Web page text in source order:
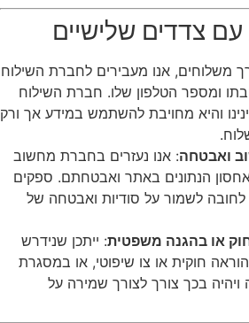
משלוחים, אנו מעבירים לחברת השילוח
ומספר הטלפון שלו. חברת השילוח
והיא מחויבת להשתמש במידע אך ורק
ואבטחה: אנו נעזרים בחברת מחשוב
הנתונים באתר ואבטחתם. ספקים
לשמור על סודיות ואבטחה של
או בהגנה משפטית: ייתכן שנידרש
חוקית או צו שיפוטי, או במסגרת
בכך צורך לצורך שמירה על